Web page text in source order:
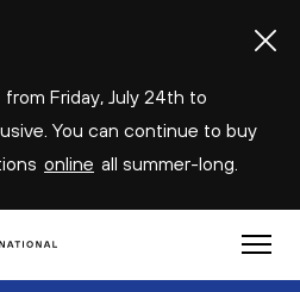
Friday, July 24th to
You can continue to buy
online all summer-long.
Menu